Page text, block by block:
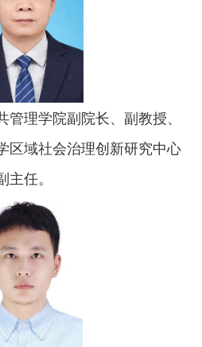
管理学院副院长、副教授、
区域社会治理创新研究中心
主任。